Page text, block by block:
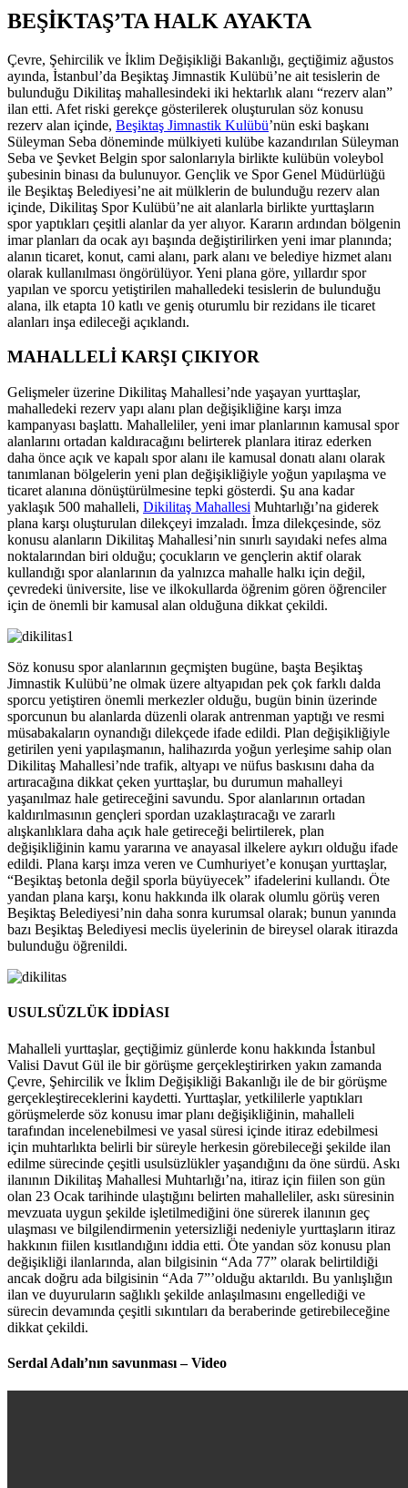
BEŞİKTAŞ’TA HALK AYAKTA
Çevre, Şehircilik ve İklim Değişikliği Bakanlığı, geçtiğimiz ağustos
ayında, İstanbul’da Beşiktaş Jimnastik Kulübü’ne ait tesislerin de
bulunduğu Dikilitaş mahallesindeki iki hektarlık alanı “rezerv alan”
ilan etti. Afet riski gerekçe gösterilerek oluşturulan söz konusu
rezerv alan içinde, Beşiktaş Jimnastik Kulübü’nün eski başkanı
Süleyman Seba döneminde mülkiyeti kulübe kazandırılan Süleyman
Seba ve Şevket Belgin spor salonlarıyla birlikte kulübün voleybol
şubesinin binası da bulunuyor. Gençlik ve Spor Genel Müdürlüğü
ile Beşiktaş Belediyesi’ne ait mülklerin de bulunduğu rezerv alan
içinde, Dikilitaş Spor Kulübü’ne ait alanlarla birlikte yurttaşların
spor yaptıkları çeşitli alanlar da yer alıyor. Kararın ardından bölgenin
imar planları da ocak ayı başında değiştirilirken yeni imar planında;
alanın ticaret, konut, cami alanı, park alanı ve belediye hizmet alanı
olarak kullanılması öngörülüyor. Yeni plana göre, yıllardır spor
yapılan ve sporcu yetiştirilen mahalledeki tesislerin de bulunduğu
alana, ilk etapta 10 katlı ve geniş oturumlu bir rezidans ile ticaret
alanları inşa edileceği açıklandı.
MAHALLELİ KARŞI ÇIKIYOR
Gelişmeler üzerine Dikilitaş Mahallesi’nde yaşayan yurttaşlar,
mahalledeki rezerv yapı alanı plan değişikliğine karşı imza
kampanyası başlattı. Mahalleliler, yeni imar planlarının kamusal spor
alanlarını ortadan kaldıracağını belirterek planlara itiraz ederken
daha önce açık ve kapalı spor alanı ile kamusal donatı alanı olarak
tanımlanan bölgelerin yeni plan değişikliğiyle yoğun yapılaşma ve
ticaret alanına dönüştürülmesine tepki gösterdi. Şu ana kadar
yaklaşık 500 mahalleli, Dikilitaş Mahallesi Muhtarlığı’na giderek
plana karşı oluşturulan dilekçeyi imzaladı. İmza dilekçesinde, söz
konusu alanların Dikilitaş Mahallesi’nin sınırlı sayıdaki nefes alma
noktalarından biri olduğu; çocukların ve gençlerin aktif olarak
kullandığı spor alanlarının da yalnızca mahalle halkı için değil,
çevredeki üniversite, lise ve ilkokullarda öğrenim gören öğrenciler
için de önemli bir kamusal alan olduğuna dikkat çekildi.
Söz konusu spor alanlarının geçmişten bugüne, başta Beşiktaş
Jimnastik Kulübü’ne olmak üzere altyapıdan pek çok farklı dalda
sporcu yetiştiren önemli merkezler olduğu, bugün binin üzerinde
sporcunun bu alanlarda düzenli olarak antrenman yaptığı ve resmi
müsabakaların oynandığı dilekçede ifade edildi. Plan değişikliğiyle
getirilen yeni yapılaşmanın, halihazırda yoğun yerleşime sahip olan
Dikilitaş Mahallesi’nde trafik, altyapı ve nüfus baskısını daha da
artıracağına dikkat çeken yurttaşlar, bu durumun mahalleyi
yaşanılmaz hale getireceğini savundu. Spor alanlarının ortadan
kaldırılmasının gençleri spordan uzaklaştıracağı ve zararlı
alışkanlıklara daha açık hale getireceği belirtilerek, plan
değişikliğinin kamu yararına ve anayasal ilkelere aykırı olduğu ifade
edildi. Plana karşı imza veren ve Cumhuriyet’e konuşan yurttaşlar,
“Beşiktaş betonla değil sporla büyüyecek” ifadelerini kullandı. Öte
yandan plana karşı, konu hakkında ilk olarak olumlu görüş veren
Beşiktaş Belediyesi’nin daha sonra kurumsal olarak; bunun yanında
bazı Beşiktaş Belediyesi meclis üyelerinin de bireysel olarak itirazda
bulunduğu öğrenildi.
USULSÜZLÜK İDDİASI
Mahalleli yurttaşlar, geçtiğimiz günlerde konu hakkında İstanbul
Valisi Davut Gül ile bir görüşme gerçekleştirirken yakın zamanda
Çevre, Şehircilik ve İklim Değişikliği Bakanlığı ile de bir görüşme
gerçekleştireceklerini kaydetti. Yurttaşlar, yetkililerle yaptıkları
görüşmelerde söz konusu imar planı değişikliğinin, mahalleli
tarafından incelenebilmesi ve yasal süresi içinde itiraz edebilmesi
için muhtarlıkta belirli bir süreyle herkesin görebileceği şekilde ilan
edilme sürecinde çeşitli usulsüzlükler yaşandığını da öne sürdü. Askı
ilanının Dikilitaş Mahallesi Muhtarlığı’na, itiraz için fiilen son gün
olan 23 Ocak tarihinde ulaştığını belirten mahalleliler, askı süresinin
mevzuata uygun şekilde işletilmediğini öne sürerek ilanının geç
ulaşması ve bilgilendirmenin yetersizliği nedeniyle yurttaşların itiraz
hakkının fiilen kısıtlandığını iddia etti. Öte yandan söz konusu plan
değişikliği ilanlarında, alan bilgisinin “Ada 77” olarak belirtildiği
ancak doğru ada bilgisinin “Ada 7”’olduğu aktarıldı. Bu yanlışlığın
ilan ve duyuruların sağlıklı şekilde anlaşılmasını engellediği ve
sürecin devamında çeşitli sıkıntıları da beraberinde getirebileceğine
dikkat çekildi.
Serdal Adalı’nın savunması – Video